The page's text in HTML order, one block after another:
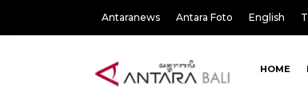
Antaranews Antara Foto English
HOME